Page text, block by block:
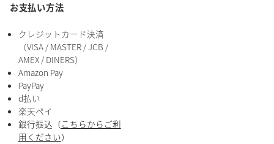
お支払い方法
クレジットカード決済
（VISA / MASTER / JCB /
AMEX / DINERS）
Amazon Pay
PayPay
d払い
楽天ペイ
銀行振込（こちらからご利
用ください）